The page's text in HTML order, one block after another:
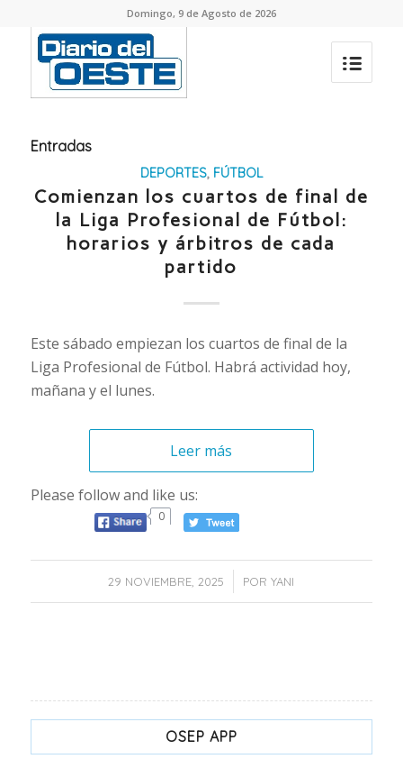
Domingo, 9 de Agosto de 2026
Entradas
DEPORTES, FÚTBOL
Comienzan los cuartos de final de
la Liga Profesional de Fútbol:
horarios y árbitros de cada
partido
Este sábado empiezan los cuartos de final de la
Liga Profesional de Fútbol. Habrá actividad hoy,
mañana y el lunes.
Leer más
Please follow and like us:
0
29 NOVIEMBRE, 2025
/ PORYANI
OSEP APP